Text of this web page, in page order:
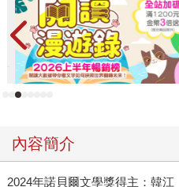
政治壓迫與人性受創，實則
（흰）又如現代《道德經》
思索生命本質。這些看來各
那便是韓江對生死的內省。 睽違五年，韓江在本書《永不
告別》（작별하지 않는다）
人看清血跡穿透擴散的痕跡
高牆旁微弱蒼白的雞蛋，但韓
內容簡介
2024年諾貝爾文學獎得主：韓江